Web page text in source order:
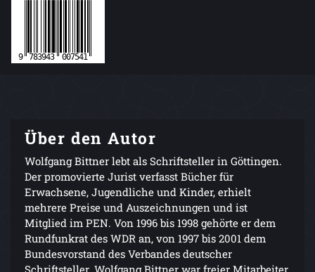
Über den Autor
Wolfgang Bittner lebt als Schriftsteller in Göttingen.
Der promovierte Jurist verfasst Bücher für
Erwachsene, Jugendliche und Kinder, erhielt
mehrere Preise und Auszeichnungen und ist
Mitglied im PEN. Von 1996 bis 1998 gehörte er dem
Rundfunkrat des WDR an, von 1997 bis 2001 dem
Bundesvorstand des Verbandes deutscher